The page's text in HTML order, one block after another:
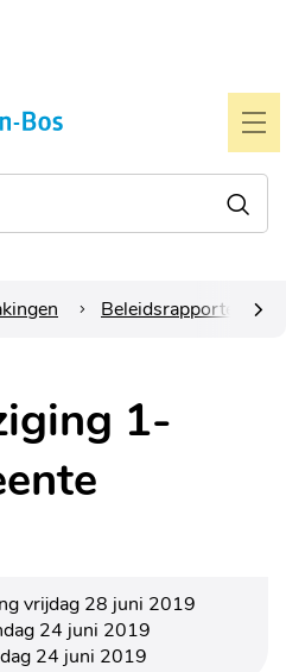
Beleidsrapporten
1-
vrijdag 28 juni 2019
24 juni 2019
24 juni 2019